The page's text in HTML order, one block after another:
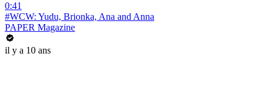
0:41
#WCW: Yudu, Brionka, Ana and Anna
PAPER Magazine
il y a 10 ans